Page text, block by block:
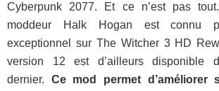
Cyberpunk 2077. Et ce n’est pas
moddeur Halk Hogan est connu
exceptionnel sur The Witcher 3 HD
version 12 est d’ailleurs disponible
dernier. Ce mod permet d’améliorer